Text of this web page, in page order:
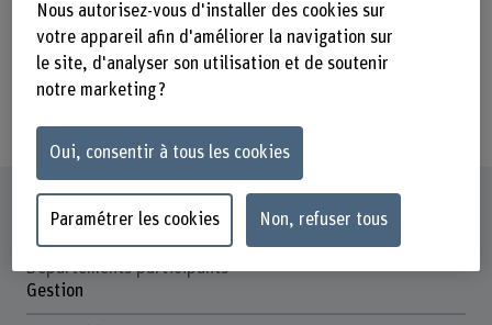
performativen Künste eine
Digitalisierungsinitiative durch. Die
BFH und Zazuko haben sie in der
Fiche signalétique
Départements participants
Gestion
Nous autorisez-vous d'installer des cookies sur
votre appareil afin d'améliorer la navigation sur
le site, d'analyser son utilisation et de soutenir
notre marketing ?
Oui, consentir à tous les cookies
Paramétrer les cookies Non, refuser tous